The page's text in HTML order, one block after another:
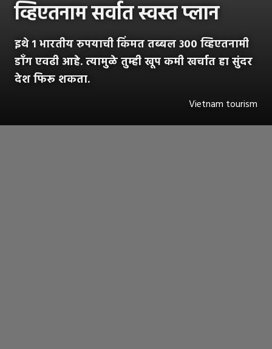
व्हिएतनाम सर्वात स्वस्त प्लान
इथे १ भारतीय रुपयाची किंमत तब्बल ३०० व्हिएतनामी
डाँग एवढी आहे. त्यामुळे तुम्ही खूप कमी खर्चात हा सुंदर
देश फिरू शकता.
Vietnam tourism